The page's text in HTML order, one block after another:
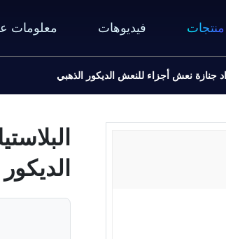
منتجات فيديوهات معلومات
جنازة نعش أجزاء للنعش الديكور الذهبي